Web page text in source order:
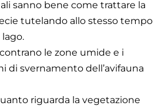
sanno bene come trattare la
tutelando allo stesso tempo
lago.
le zone umide e i
di svernamento dell’avifauna
riguarda la vegetazione